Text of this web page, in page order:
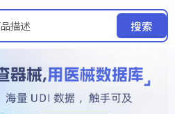
描述 搜索